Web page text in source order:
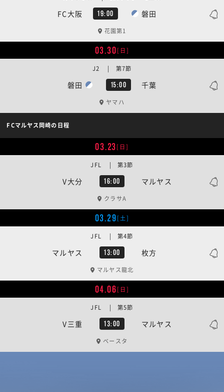
FC大阪 19:00 磐田
花園第1
03.30[日]
磐田 15:00 千葉
J2 | 第7節
ヤマハ
FCマルヤス岡崎の日程
03.23[日]
V大分 16:00 マルヤス
JFL | 第3節
クラサA
03.29[土]
マルヤス 13:00 枚方
JFL | 第4節
マルヤス龍北
04.06[日]
V三重 13:00 マルヤス
JFL | 第5節
ベースタ